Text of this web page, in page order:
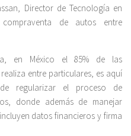
Director de Tecnología en
de autos entre
en México el 85% de las
entre particulares, es aquí
regularizar el proceso de
donde además de manejar
datos financieros y firma